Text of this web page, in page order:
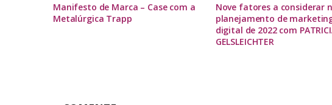
Manifesto de Marca – Case com a
Metalúrgica Trapp
Nove fatores a considerar
planejamento de
digital de 2022 com
GELSLEICHTER